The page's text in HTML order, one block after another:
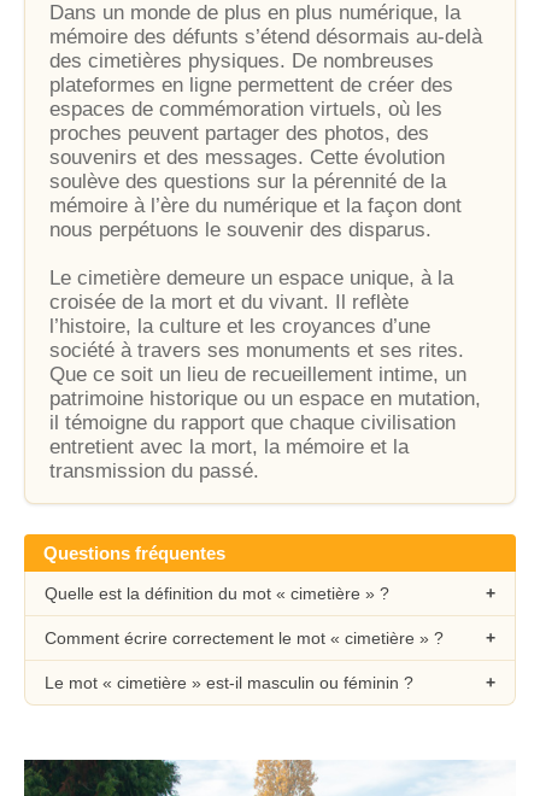
Dans un monde de plus en plus numérique, la
mémoire des défunts s’étend désormais au-delà
des cimetières physiques. De nombreuses
plateformes en ligne permettent de créer des
espaces de commémoration virtuels, où les
proches peuvent partager des photos, des
souvenirs et des messages. Cette évolution
soulève des questions sur la pérennité de la
mémoire à l’ère du numérique et la façon dont
nous perpétuons le souvenir des disparus.
Le cimetière demeure un espace unique, à la
croisée de la mort et du vivant. Il reflète
l’histoire, la culture et les croyances d’une
société à travers ses monuments et ses rites.
Que ce soit un lieu de recueillement intime, un
patrimoine historique ou un espace en mutation,
il témoigne du rapport que chaque civilisation
entretient avec la mort, la mémoire et la
transmission du passé.
Questions fréquentes
Quelle est la définition du mot « cimetière » ?
Comment écrire correctement le mot « cimetière » ?
Le mot « cimetière » est-il masculin ou féminin ?